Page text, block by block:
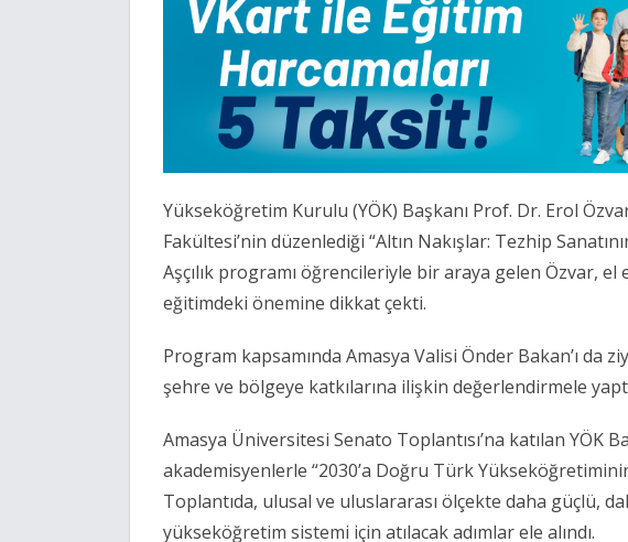
Yükseköğretim Kurulu (YÖK) Başkanı Prof. Dr. Erol
Fakültesi’nin düzenlediği “Altın Nakışlar: Tezhip
Aşçılık programı öğrencileriyle bir araya gelen Özvar,
eğitimdeki önemine dikkat çekti.
Program kapsamında Amasya Valisi Önder Bakan’ı da
şehre ve bölgeye katkılarına ilişkin değerlendirmele
Amasya Üniversitesi Senato Toplantısı’na katılan YÖK
akademisyenlerle “2030’a Doğru Türk
Toplantıda, ulusal ve uluslararası ölçekte daha güçlü,
yükseköğretim sistemi için atılacak adımlar ele alındı.